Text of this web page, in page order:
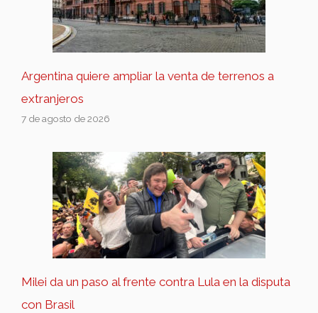
Argentina quiere ampliar la venta de terrenos a
extranjeros
7 de agosto de 2026
Milei da un paso al frente contra Lula en la disputa
con Brasil